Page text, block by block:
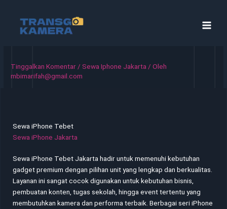
konten
Tinggalkan Komentar / Sewa Iphone Jakarta / Oleh
mbimarifah@gmail.com
Sewa iPhone Tebet
Sewa iPhone Jakarta
Sewa iPhone Tebet Jakarta hadir untuk memenuhi kebutuhan
gadget premium dengan pilihan unit yang lengkap dan berkualitas.
Layanan ini sangat cocok digunakan untuk kebutuhan bisnis,
pembuatan konten, tugas sekolah, hingga event tertentu yang
membutuhkan kamera dan performa terbaik. Berbagai seri iPhone